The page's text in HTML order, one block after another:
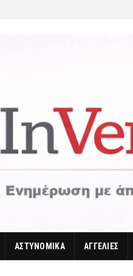
ΑΣΤΥΝΟΜΙΚΑ ΑΓΓΕΛΙΕΣ